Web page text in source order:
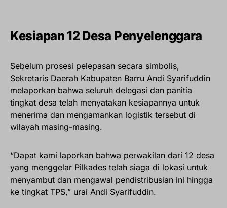
Kesiapan 12 Desa Penyelenggara
Sebelum prosesi pelepasan secara simbolis,
Sekretaris Daerah Kabupaten Barru Andi Syarifuddin
melaporkan bahwa seluruh delegasi dan panitia
tingkat desa telah menyatakan kesiapannya untuk
menerima dan mengamankan logistik tersebut di
wilayah masing-masing.
“Dapat kami laporkan bahwa perwakilan dari 12 desa
yang menggelar Pilkades telah siaga di lokasi untuk
menyambut dan mengawal pendistribusian ini hingga
ke tingkat TPS,” urai Andi Syarifuddin.